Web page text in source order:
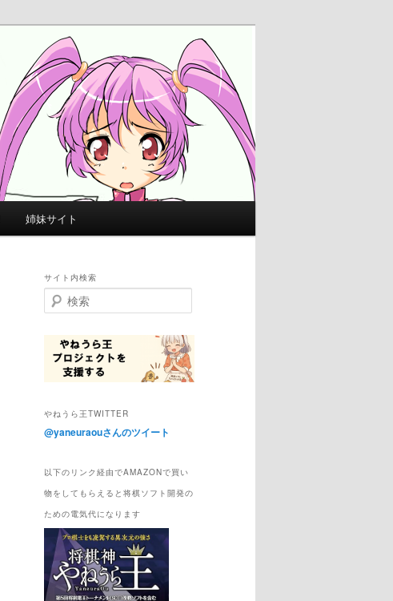
姉妹サイト
サイト内検索
検
索
やねうら王TWITTER
@yaneuraouさんのツイート
以下のリンク経由でAMAZONで買い
物をしてもらえると将棋ソフト開発の
ための電気代になります